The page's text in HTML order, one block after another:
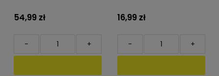
54,99 zł
+
-
16,99 zł
+
-